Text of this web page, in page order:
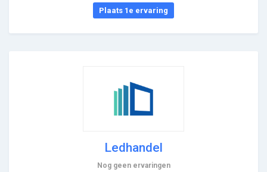
Plaats 1e ervaring
Ledhandel
Nog geen ervaringen